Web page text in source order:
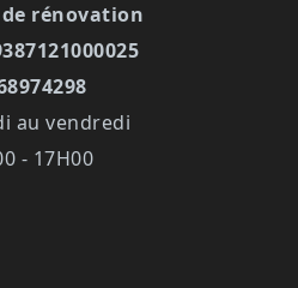
rénovation
au vendredi
- 17H00